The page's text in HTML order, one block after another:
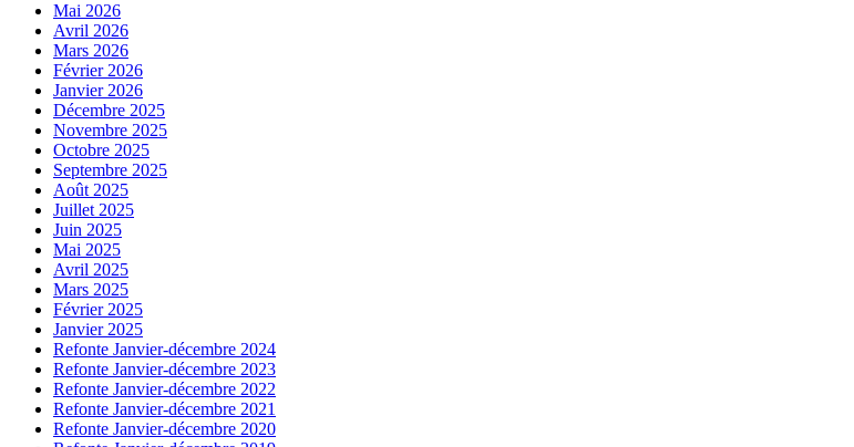
Mai 2026
Avril 2026
Mars 2026
Février 2026
Janvier 2026
Décembre 2025
Novembre 2025
Octobre 2025
Septembre 2025
Août 2025
Juillet 2025
Juin 2025
Mai 2025
Avril 2025
Mars 2025
Février 2025
Janvier 2025
Refonte Janvier-décembre 2024
Refonte Janvier-décembre 2023
Refonte Janvier-décembre 2022
Refonte Janvier-décembre 2021
Refonte Janvier-décembre 2020